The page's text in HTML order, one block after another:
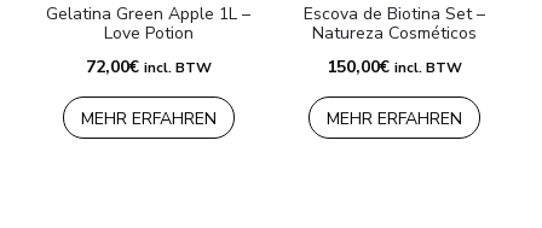
Gelatina Green Apple 1L –
Love Potion
72,00€ incl. BTW
MEHR ERFAHREN
Escova de Biotina Set –
Natureza Cosméticos
150,00€ incl. BTW
MEHR ERFAHREN